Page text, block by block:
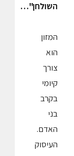
השולחן"…
המזון
הוא
צורך
קיומי
בקרב
בני
האדם.
העיסוק